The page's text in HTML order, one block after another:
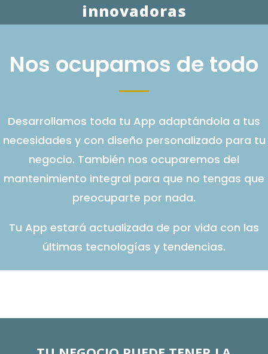
innovadoras
Nos ocupamos de todo
Desarrollamos toda tu App adaptándola a tus
necesidades y con diseño personalizado para tu
negocio. También nos ocuparemos del
mantenimiento integral para que no tengas que
preocuparte por nada.
Tu App estará actualizada de por vida con las
últimas tecnologías y tendencias.